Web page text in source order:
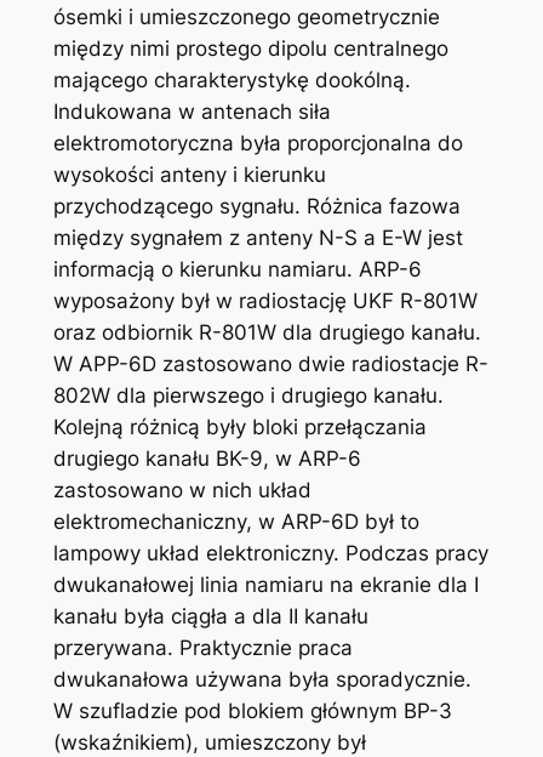
ósemki i umieszczonego geometrycznie
między nimi prostego dipolu centralnego
mającego charakterystykę dookólną.
Indukowana w antenach siła
elektromotoryczna była proporcjonalna do
wysokości anteny i kierunku
przychodzącego sygnału. Różnica fazowa
między sygnałem z anteny N-S a E-W jest
informacją o kierunku namiaru. ARP-6
wyposażony był w radiostację UKF R-801W
oraz odbiornik R-801W dla drugiego kanału.
W APP-6D zastosowano dwie radiostacje R-
802W dla pierwszego i drugiego kanału.
Kolejną różnicą były bloki przełączania
drugiego kanału BK-9, w ARP-6
zastosowano w nich układ
elektromechaniczny, w ARP-6D był to
lampowy układ elektroniczny. Podczas pracy
dwukanałowej linia namiaru na ekranie dla I
kanału była ciągła a dla II kanału
przerywana. Praktycznie praca
dwukanałowa używana była sporadycznie.
W szufladzie pod blokiem głównym BP-3
(wskaźnikiem), umieszczony był